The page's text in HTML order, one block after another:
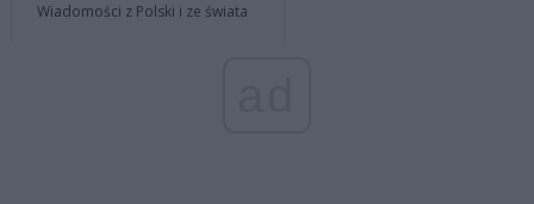
Wiadomości z Polski i ze świata